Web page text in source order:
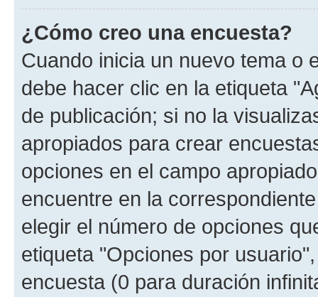
¿Cómo creo una encuesta?
Cuando inicia un nuevo tema o
debe hacer clic en la etiqueta
de publicación; si no la
apropiados para crear
opciones en el campo
encuentre en la
elegir el número de opciones
etiqueta "Opciones por
encuesta (0 para duración